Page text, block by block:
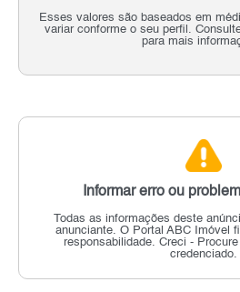
Esses valores são baseados em
variar conforme o seu perfil.
para mais
Informar erro ou
Todas as informações deste
anunciante. O Portal ABC Imóvel
responsabilidade. Creci -
credenciado.